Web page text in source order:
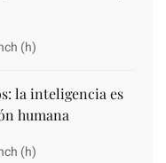
(h)
la inteligencia es
humana
(h)